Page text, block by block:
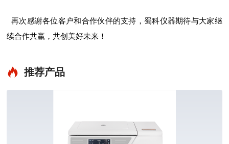
再次感谢各位客户和合作伙伴的支持，蜀科仪器期待与大家继
续合作共赢，共创美好未来！
推荐产品